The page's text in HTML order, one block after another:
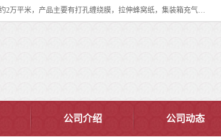
双忠包装材料（苏州）有限公司是上海双忠包装材料设立在苏州太仓的生产基地，占地约2万平米，产品主要有打孔缠绕膜，拉伸蜂窝纸，集装箱充气袋，滑托板，打包带，裹包网兜，防滑纸等箱体和托盘的运输和保护性包材。固永包材®，GooYon Pack®，是我们保护性包装材料的专属品牌。
公司介绍 公司动态